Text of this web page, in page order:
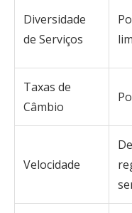
Diversidade
de Serviços
Taxas de
Câmbio
Velocidade